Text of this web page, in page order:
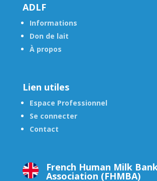
ADLF
Informations
Don de lait
À propos
Lien utiles
Espace Professionnel
Se connecter
Contact
French Human Milk
Association (FHMBA)